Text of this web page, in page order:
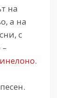
на
а на
с
.